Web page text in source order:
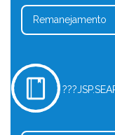
Remanejamento